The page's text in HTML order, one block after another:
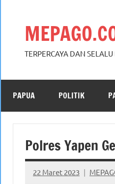
TERPERCAYA DAN
PAPUA POLITIK
Polres Yapen
22 Maret 2023
No